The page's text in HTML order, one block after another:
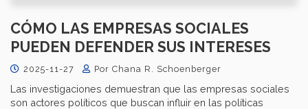
CÓMO LAS EMPRESAS SOCIALES
PUEDEN DEFENDER SUS INTERESES
2025-11-27 Por Chana R. Schoenberger
Las investigaciones demuestran que las empresas sociales
son actores políticos que buscan influir en las políticas